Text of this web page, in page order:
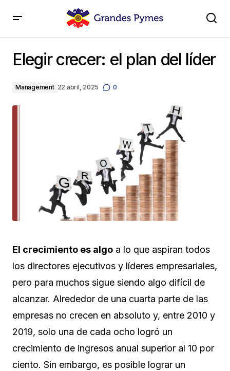
Elegir crecer: el plan del líder
Management 22 abril, 2025 0
El crecimiento es algo a lo que aspiran todos
los directores ejecutivos y líderes empresariales,
pero para muchos sigue siendo algo difícil de
alcanzar. Alrededor de una cuarta parte de las
empresas no crecen en absoluto y, entre 2010 y
2019, solo una de cada ocho logró un
crecimiento de ingresos anual superior al 10 por
ciento. Sin embargo, es posible lograr un